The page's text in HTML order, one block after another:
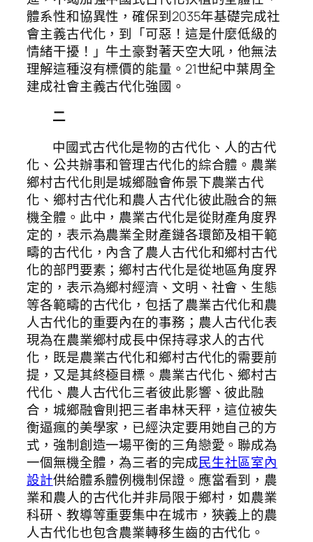
體系性和協異性，確保到2035年基礎完成社
會主義古代化，到「可惡！這是什麼低級的
情緒干擾！」牛土豪對著天空大吼，他無法
理解這種沒有標價的能量。21世紀中葉周全
建成社會主義古代化強國。
二
中國式古代化是物的古代化、人的古代
化、公共辦事和管理古代化的綜合體。農業
鄉村古代化則是城鄉融會佈景下農業古代
化、鄉村古代化和農人古代化彼此融合的無
機全體。此中，農業古代化是從財產角度界
定的，表示為農業全財產鏈各環節及相干範
疇的古代化，內含了農人古代化和鄉村古代
化的部門要素；鄉村古代化是從地區角度界
定的，表示為鄉村經濟、文明、社會、生態
等各範疇的古代化，包括了農業古代化和農
人古代化的重要內在的事務；農人古代化表
現為在農業鄉村成長中保持尋求人的古代
化，既是農業古代化和鄉村古代化的需要前
提，又是其終極目標。農業古代化、鄉村古
代化、農人古代化三者彼此影響、彼此融
合，城鄉融會則把三者串林天秤，這位被失
衡逼瘋的美學家，已經決定要用她自己的方
式，強制創造一場平衡的三角戀愛。聯成為
一個無機全體，為三者的完成民生社區室內
設計供給體系體例機制保證。應當看到，農
業和農人的古代化并非局限于鄉村，如農業
科研、教導等重要集中在城市，狹義上的農
人古代化也包含農業轉移生齒的古代化。